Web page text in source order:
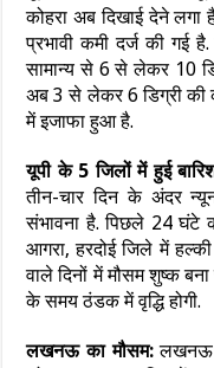
कोहरा अब दिखाई देने लगा
प्रभावी कमी दर्ज की गई
सामान्य से 6 से लेकर 10
अब 3 से लेकर 6 डिग्री
में इजाफा हुआ है.
यूपी के 5 जिलों में हुई
तीन-चार दिन के अंदर
संभावना है. पिछले 24 घंटे
आगरा, हरदोई जिले में
वाले दिनों में मौसम शुष्क
के समय ठंडक में वृद्धि होगी.
लखनऊ का मौसम:लखनऊ